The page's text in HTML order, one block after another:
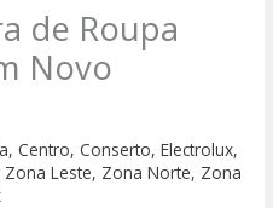
de Roupa
Novo
,Centro,Conserto,Electrolux,
Zona Leste, Zona Norte, Zona